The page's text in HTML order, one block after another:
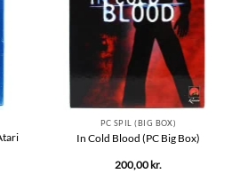
PC SPIL (BIG BOX)
In Cold Blood (PC Big Box)
200,00 kr.